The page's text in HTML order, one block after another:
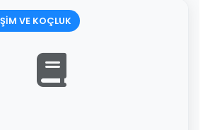
VE KOÇLUK